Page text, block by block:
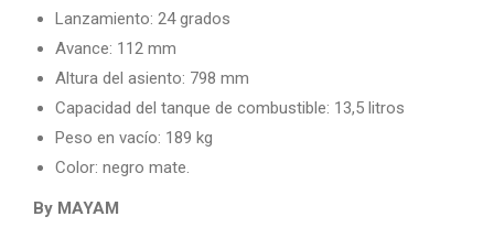
Lanzamiento: 24 grados
Avance: 112 mm
Altura del asiento: 798 mm
Capacidad del tanque de combustible: 13,5 litros
Peso en vacío: 189 kg
Color: negro mate.
By MAYAM